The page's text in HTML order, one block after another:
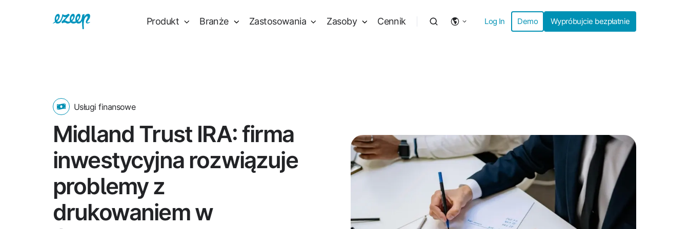
Produkt Branże Zastosowania Zasoby Cennik Log In Demo Wypróbujcie bezpłatnie
Usługi finansowe
Midland Trust IRA: firma
inwestycyjna rozwiązuje
problemy z
drukowaniem w